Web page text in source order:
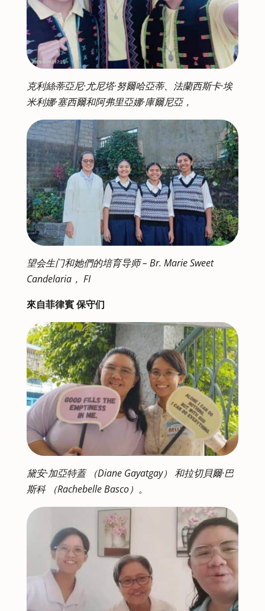
克利絲蒂亞尼·尤尼塔·努爾哈亞蒂、法蘭西斯卡·埃
米利娜·塞西爾和阿弗里亞娜·庫爾尼亞，
望会生门和她們的培育导师 – Br. Marie Sweet
Candelaria， FI
來自菲律賓 保守们
黛安·加亞特蓋 （Diane Gayatgay） 和拉切貝爾·巴
斯科 （Rachebelle Basco）。